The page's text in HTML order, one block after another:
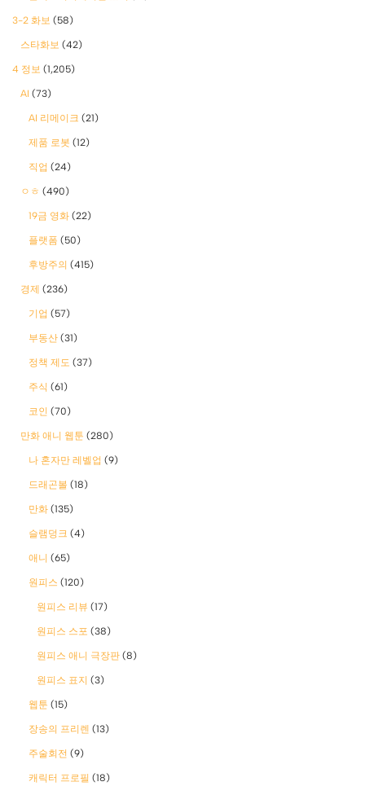
3-2 화보 (58)
스타화보 (42)
4 정보 (1,205)
AI (73)
AI 리메이크 (21)
제품 로봇 (12)
직업 (24)
ㅇㅎ (490)
19금 영화 (22)
플랫폼 (50)
후방주의 (415)
경제 (236)
기업 (57)
부동산 (31)
정책 제도 (37)
주식 (61)
코인 (70)
만화 애니 웹툰 (280)
나 혼자만 레벨업 (9)
드래곤볼 (18)
만화 (135)
슬램덩크 (4)
애니 (65)
원피스 (120)
원피스 리뷰 (17)
원피스 스포 (38)
원피스 애니 극장판 (8)
원피스 표지 (3)
웹툰 (15)
장송의 프리렌 (13)
주술회전 (9)
캐릭터 프로필 (18)